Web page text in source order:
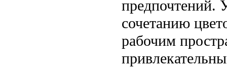
предпочтений.
сочетанию
рабочим